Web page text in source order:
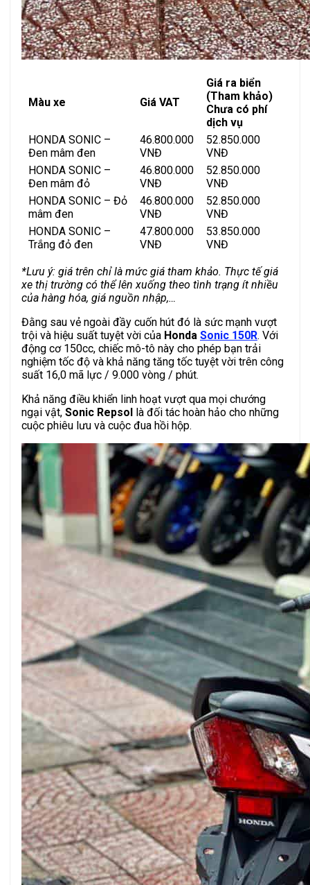
Màu xe Giá VAT
Giá ra biển
(Tham khảo)
Chưa có phí
dịch vụ
HONDA SONIC –
Đen mâm đen
46.800.000
VNĐ
52.850.000
VNĐ
HONDA SONIC –
Đen mâm đỏ
46.800.000
VNĐ
52.850.000
VNĐ
HONDA SONIC – Đỏ
mâm đen
46.800.000
VNĐ
52.850.000
VNĐ
HONDA SONIC –
Trắng đỏ đen
47.800.000
VNĐ
53.850.000
VNĐ
*Lưu ý: giá trên chỉ là mức giá tham khảo. Thực tế giá
xe thị trường có thể lên xuống theo tình trạng ít nhiều
của hàng hóa, giá nguồn nhập,…
Đằng sau vẻ ngoài đầy cuốn hút đó là sức mạnh vượt
trội và hiệu suất tuyệt vời của Honda Sonic 150R. Với
động cơ 150cc, chiếc mô-tô này cho phép bạn trải
nghiệm tốc độ và khả năng tăng tốc tuyệt vời trên công
suất 16,0 mã lực / 9.000 vòng / phút.
Khả năng điều khiển linh hoạt vượt qua mọi chướng
ngại vật, Sonic Repsol là đối tác hoàn hảo cho những
cuộc phiêu lưu và cuộc đua hồi hộp.